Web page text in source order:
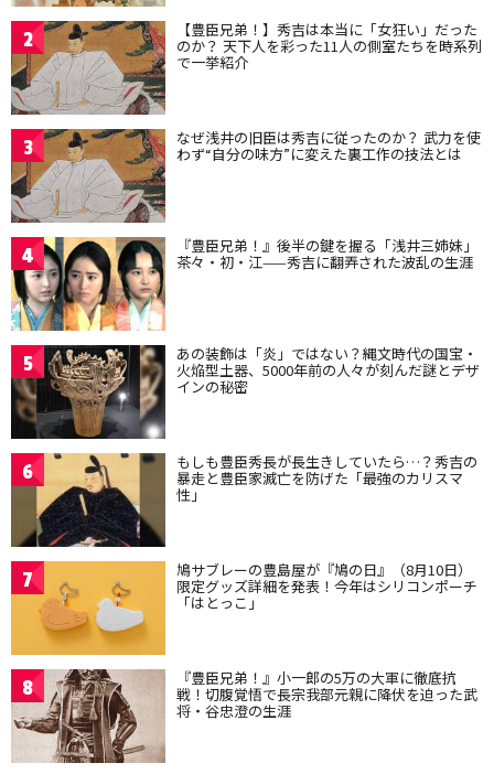
2 【豊臣兄弟！】秀吉は本当に「女狂い」だった
のか？ 天下人を彩った11人の側室たちを時系列
で一挙紹介
3 なぜ浅井の旧臣は秀吉に従ったのか？ 武力を使
わず“自分の味方”に変えた裏工作の技法とは
4 『豊臣兄弟！』後半の鍵を握る「浅井三姉妹」
茶々・初・江——秀吉に翻弄された波乱の生涯
5 あの装飾は「炎」ではない？縄文時代の国宝・
火焔型土器、5000年前の人々が刻んだ謎とデザ
インの秘密
6 もしも豊臣秀長が長生きしていたら…？秀吉の
暴走と豊臣家滅亡を防げた「最強のカリスマ
性」
7 鳩サブレーの豊島屋が『鳩の日』（8月10日）
限定グッズ詳細を発表！今年はシリコンポーチ
「はとっこ」
8 『豊臣兄弟！』小一郎の5万の大軍に徹底抗
戦！切腹覚悟で長宗我部元親に降伏を迫った武
将・谷忠澄の生涯